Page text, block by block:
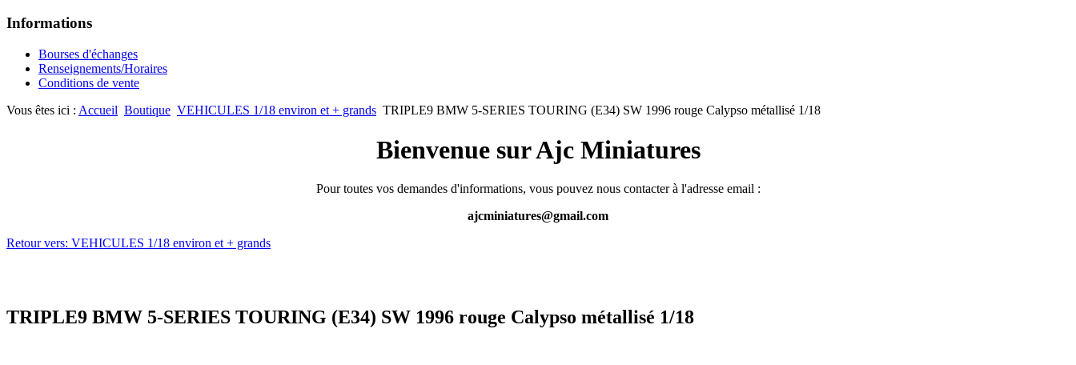
Informations
Bourses d'échanges
Renseignements/Horaires
Conditions de vente
Vous êtes ici : Accueil Boutique VEHICULES 1/18 environ et + grands TRIPLE9 BMW 5-SERIES TOURING (E34) SW 1996 rouge Calypso métallisé 1/18
Bienvenue sur Ajc Miniatures
Pour toutes vos demandes d'informations, vous pouvez nous contacter à l'adresse email :
ajcminiatures@gmail.com
Retour vers: VEHICULES 1/18 environ et + grands
TRIPLE9 BMW 5-SERIES TOURING (E34) SW 1996 rouge Calypso métallisé 1/18